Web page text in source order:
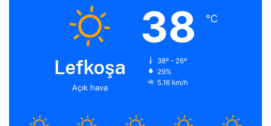
Lefkoşa
Açık hava
38 ℃
38º - 26º
29%
5.16 km/h